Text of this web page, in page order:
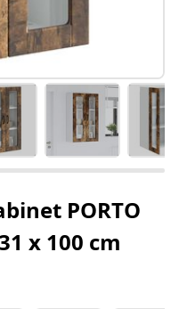
PORTO
x 100 cm